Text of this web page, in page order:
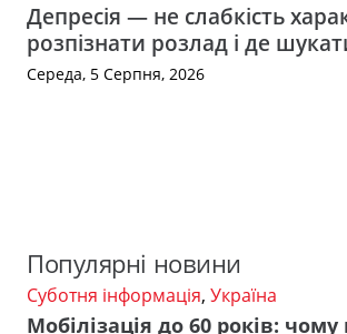
Депресія — не слабкість
розпізнати розлад і де
Середа, 5 Серпня, 2026
Популярні новини
Суботня інформація, Україна
Мобілізація до 60 років: чому